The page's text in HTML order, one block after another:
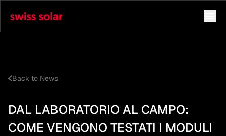
Back to News
DAL LABORATORIO AL CAMPO:
COME VENGONO TESTATI I MODULI